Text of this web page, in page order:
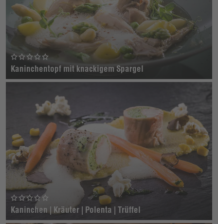
Kaninchentopf mit knackigem Spargel
Kaninchen | Kräuter | Polenta | Trüffel